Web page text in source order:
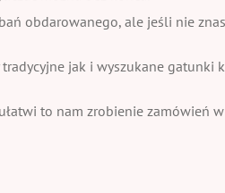
obdarowanego, ale jeśli nie
jak i wyszukane gatunki
to nam zrobienie zamówień